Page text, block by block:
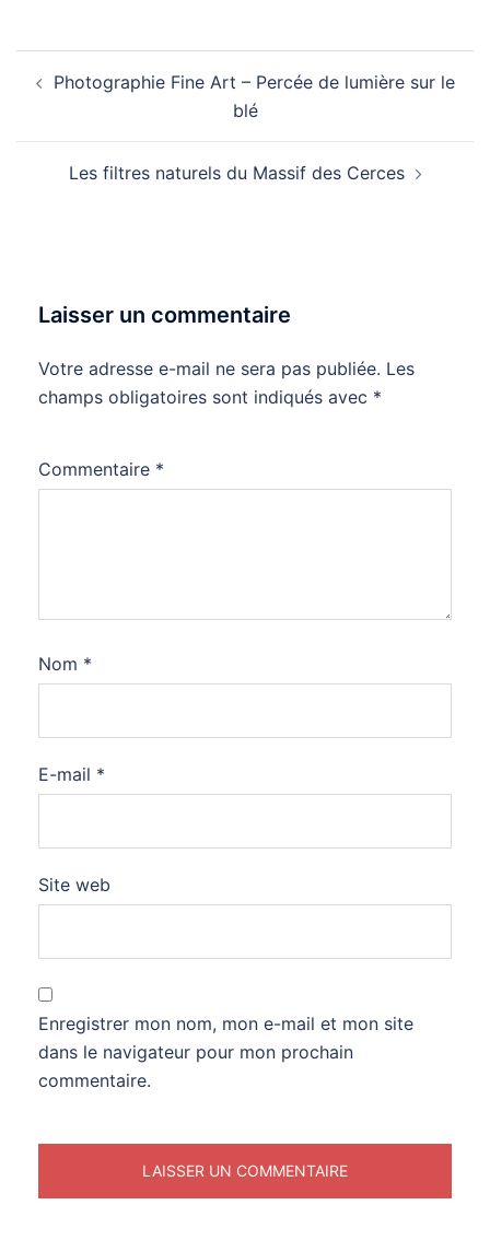
d’article
Photographie Fine Art – Percée de lumière sur le
blé
Les filtres naturels du Massif des Cerces
Laisser un commentaire
Votre adresse e-mail ne sera pas publiée. Les
champs obligatoires sont indiqués avec *
Commentaire *
Nom *
E-mail *
Site web
Enregistrer mon nom, mon e-mail et mon site
dans le navigateur pour mon prochain
commentaire.